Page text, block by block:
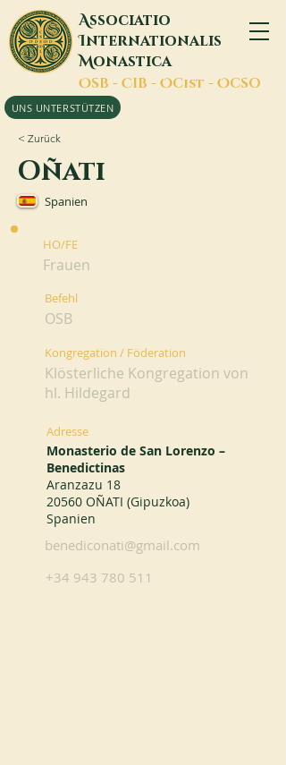
Associatio
Internationalis
Monastica
OSB - CIB - OCist - OCSO
UNS UNTERSTÜTZEN
< Zurück
Oñati
Spanien
HO/FE
Frauen
Befehl
OSB
Kongregation / Föderation
Klösterliche Kongregation von
hl. Hildegard
Adresse
Monasterio de San Lorenzo –
Benedictinas
Aranzazu 18
20560 OÑATI (Gipuzkoa)
Spanien
benediconati@gmail.com
+34 943 780 511